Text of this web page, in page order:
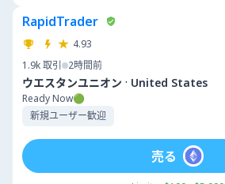
RapidTrader
4.93
1.9k取引 2時間前
ウエスタンユニオン · United States
Ready Now🟢
新規ユーザー歓迎
売る